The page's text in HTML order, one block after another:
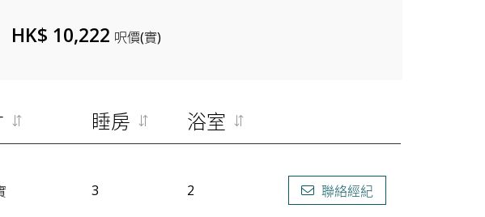
HK$ 10,222 呎價(實)
睡房 浴室
3 2 聯絡經紀